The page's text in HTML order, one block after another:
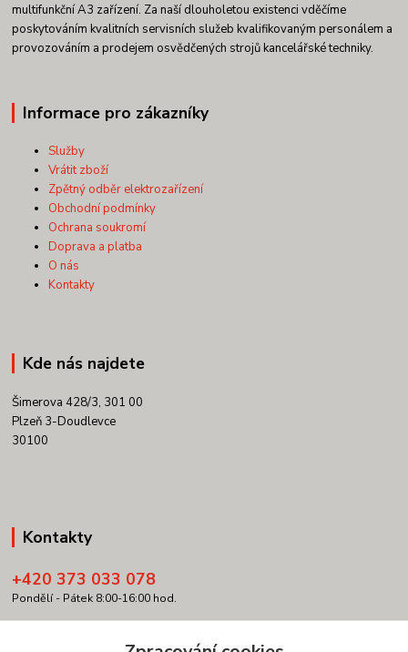
multifunkční A3 zařízení. Za naší dlouholetou existenci vděčíme
poskytováním kvalitních servisních služeb kvalifikovaným personálem a
provozováním a prodejem osvědčených strojů kancelářské techniky.
Informace pro zákazníky
Služby
Vrátit zboží
Zpětný odběr elektrozařízení
Obchodní podmínky
Ochrana soukromí
Doprava a platba
O nás
Kontakty
Kde nás najdete
Šimerova 428/3, 301 00
Plzeň 3-Doudlevce
30100
Kontakty
+420 373 033 078
Pondělí - Pátek 8:00-16:00 hod.